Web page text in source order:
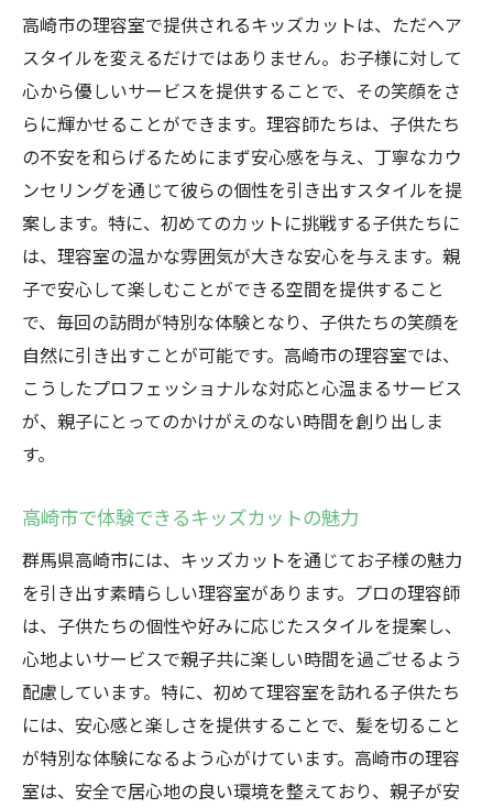
理容室でのキッズカットがもたらす効果
笑顔があふれる理容室の特徴
お子様の笑顔を大切にする理容室
親子が満足するキッズカットのポイント
高崎市の理容室で叶える笑顔の連鎖
プロの技術で引き出す最高の笑顔
高崎市の理容室で提供されるキッズカットは、ただヘア
スタイルを変えるだけではありません。お子様に対して
心から優しいサービスを提供することで、その笑顔をさ
らに輝かせることができます。理容師たちは、子供たち
の不安を和らげるためにまず安心感を与え、丁寧なカウ
ンセリングを通じて彼らの個性を引き出すスタイルを提
案します。特に、初めてのカットに挑戦する子供たちに
は、理容室の温かな雰囲気が大きな安心を与えます。親
子で安心して楽しむことができる空間を提供すること
で、毎回の訪問が特別な体験となり、子供たちの笑顔を
自然に引き出すことが可能です。高崎市の理容室では、
こうしたプロフェッショナルな対応と心温まるサービス
が、親子にとってのかけがえのない時間を創り出しま
す。
高崎市で体験できるキッズカットの魅力
群馬県高崎市には、キッズカットを通じてお子様の魅力
を引き出す素晴らしい理容室があります。プロの理容師
は、子供たちの個性や好みに応じたスタイルを提案し、
心地よいサービスで親子共に楽しい時間を過ごせるよう
配慮しています。特に、初めて理容室を訪れる子供たち
には、安心感と楽しさを提供することで、髪を切ること
が特別な体験になるよう心がけています。高崎市の理容
室は、安全で居心地の良い環境を整えており、親子が安